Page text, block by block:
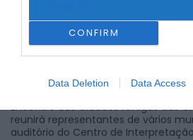
CONFIRM
Data Deletion Data Access
Nos dias seguintes, o programa
parentalidade, teatro para bebés e
Encontro das Cidades Amigas das
reunirá representantes de vários
auditório do Centro de